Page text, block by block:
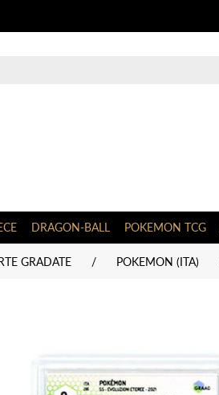
DRAGON-BALL POKEMON TCG
GRADATE / POKEMON (ITA)